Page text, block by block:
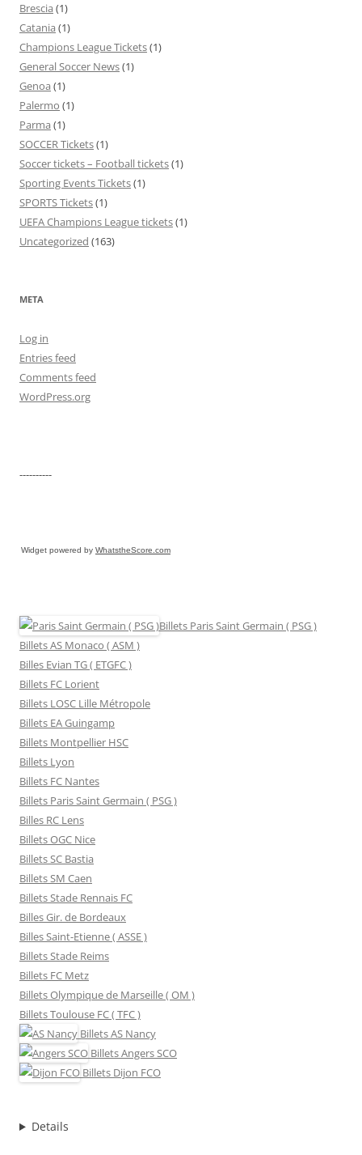
Brescia (1)
Catania (1)
Champions League Tickets(1)
General Soccer News(1)
Genoa (1)
Palermo (1)
Parma (1)
SOCCER Tickets(1)
Soccer tickets – Football tickets(1)
Sporting Events Tickets(1)
SPORTS Tickets(1)
UEFA Champions League tickets(1)
Uncategorized (163)
META
Log in
Entries feed
Comments feed
WordPress.org
----------
Widget powered by WhatstheScore.com
Billets Paris Saint Germain ( PSG )
Billets AS Monaco ( ASM )
Billes Evian TG ( ETGFC )
Billets FC Lorient
Billets LOSC Lille Métropole
Billets EA Guingamp
Billets Montpellier HSC
Billets Lyon
Billets FC Nantes
Billets Paris Saint Germain ( PSG )
Billes RC Lens
Billets OGC Nice
Billets SC Bastia
Billets SM Caen
Billets Stade Rennais FC
Billes Gir. de Bordeaux
Billes Saint-Etienne ( ASSE )
Billets Stade Reims
Billets FC Metz
Billets Olympique de Marseille ( OM )
Billets Toulouse FC ( TFC )
BilletsAS Nancy
BilletsAngers SCO
Billets Dijon FCO
Details